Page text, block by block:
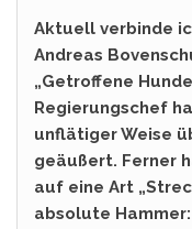
Aktuell verbinde
Andreas
„Getroffene
Regierungschef
unflätiger Weise
geäußert. Ferner
auf eine Art
absolute